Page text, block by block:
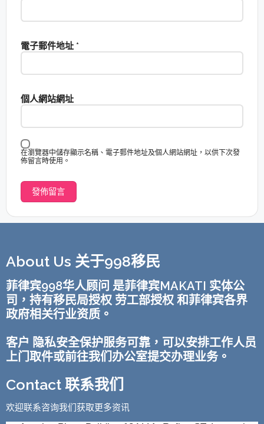
電子郵件地址 *
個人網站網址
在瀏覽器中儲存顯示名稱、電子郵件地址及個人網站網址，以供下次發
佈留言時使用。
About Us 关于998移民
菲律宾998华人顾问 是菲律宾MAKATI 实体公
司，持有移民局授权 劳工部授权 和菲律宾各界
政府相关行业资质。
客户 隐私安全保护服务可靠，可以安排工作人员
上门取件或前往我们办公室提交办理业务。
Contact 联系我们
欢迎联系咨询我们获取更多资讯